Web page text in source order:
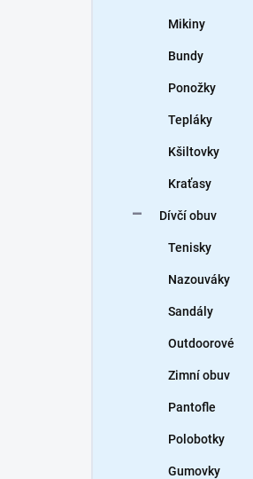
Mikiny
Bundy
Ponožky
Tepláky
Kšiltovky
Kraťasy
Dívčí obuv
Tenisky
Nazouváky
Sandály
Outdoorové
Zimní obuv
Pantofle
Polobotky
Gumovky